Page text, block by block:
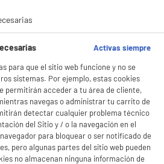
Auton.35 Km / 350W)
velocidad : 25 km/h
: 35 km
producto : Compatible Con Buscar
Apple,Intermitentes,Sin Cámara
€96
aplazos
BIENVENIDO a ELECTRO
y tras tu consentimiento, ELECTRO DEPOT
procesan tus datos personales para:
Activas siempre
para que el sitio web funcione y no se
sistemas. Por ejemplo, estas cookies
permitirán acceder a tu área de cliente,
navegas o administrar tu carrito de
detectar cualquier problema técnico
del Sitio y / o la navegación en el
para bloquear o ser notificado de
pero algunas partes del sitio web pueden
no almacenan ninguna información de